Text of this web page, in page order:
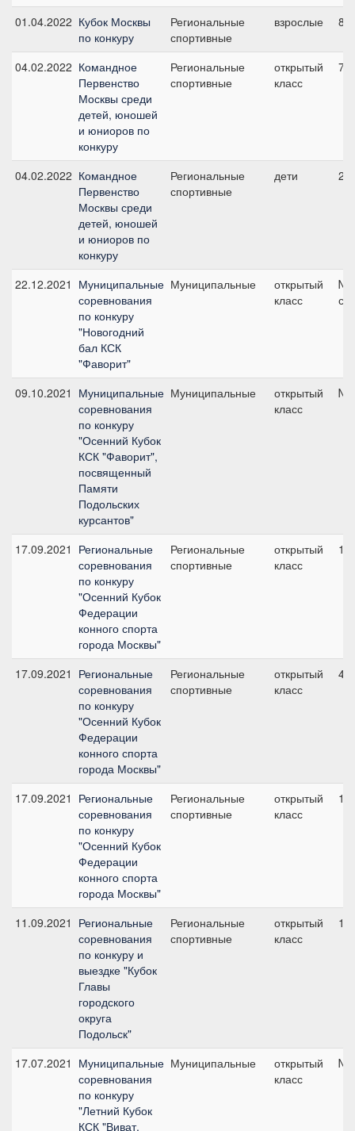
01.04.2022 Кубок Москвы
по конкуру
Региональные
спортивные
взрослые 8,
04.02.2022 Командное
Первенство
Москвы среди
детей, юношей
и юниоров по
конкуру
Региональные
спортивные
открытый
класс
7,
04.02.2022 Командное
Первенство
Москвы среди
детей, юношей
и юниоров по
конкуру
Региональные
спортивные
дети
22.12.2021 Муниципальные
соревнования
по конкуру
"Новогодний
бал КСК
"Фаворит"
Муниципальные
открытый
класс
см
09.10.2021 Муниципальные
соревнования
по конкуру
"Осенний Кубок
КСК "Фаворит",
посвященный
Памяти
Подольских
курсантов"
Муниципальные
открытый
класс
17.09.2021 Региональные
соревнования
по конкуру
"Осенний Кубок
Федерации
конного спорта
города Москвы"
Региональные
спортивные
открытый
класс
17.09.2021 Региональные
соревнования
по конкуру
"Осенний Кубок
Федерации
конного спорта
города Москвы"
Региональные
спортивные
открытый
класс
4,
17.09.2021 Региональные
соревнования
по конкуру
"Осенний Кубок
Федерации
конного спорта
города Москвы"
Региональные
спортивные
открытый
класс
1,
11.09.2021 Региональные
соревнования
по конкуру и
выездке "Кубок
Главы
городского
округа
Подольск"
Региональные
спортивные
открытый
класс
17.07.2021 Муниципальные
соревнования
по конкуру
"Летний Кубок
КСК "Виват,
Муниципальные
открытый
класс